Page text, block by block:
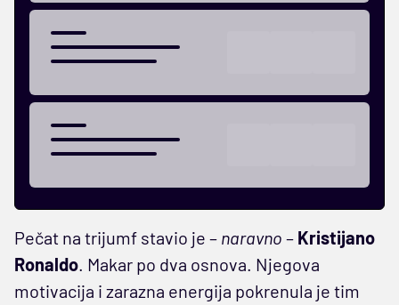
Pečat na trijumf stavio je – naravno – Kristijano
Ronaldo. Makar po dva osnova. Njegova
motivacija i zarazna energija pokrenula je tim